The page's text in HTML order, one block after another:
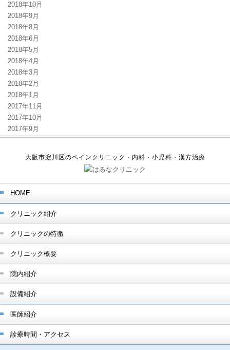
2018年10月
2018年9月
2018年8月
2018年6月
2018年5月
2018年4月
2018年3月
2018年2月
2018年1月
2017年11月
2017年10月
2017年9月
大阪市淀川区のペインクリニック・内科・小児科・漢方治療
HOME
クリニック紹介
クリニックの特徴
クリニック概要
院内紹介
設備紹介
医師紹介
診療時間・アクセス